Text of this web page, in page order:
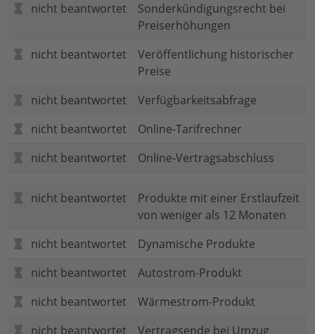
nicht beantwortet
Sonderkündigungsrecht bei
Preiserhöhungen
nicht beantwortet
Veröffentlichung historischer
Preise
nicht beantwortet
Verfügbarkeitsabfrage
nicht beantwortet
Online-Tarifrechner
nicht beantwortet
Online-Vertragsabschluss
nicht beantwortet
Produkte mit einer Erstlaufzeit
von weniger als 12 Monaten
nicht beantwortet
Dynamische Produkte
nicht beantwortet
Autostrom-Produkt
nicht beantwortet
Wärmestrom-Produkt
nicht beantwortet
Vertragsende bei Umzug